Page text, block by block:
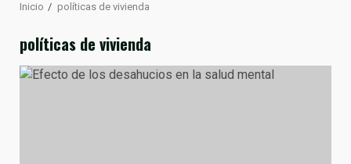
Inicio políticas de vivienda
políticas de vivienda